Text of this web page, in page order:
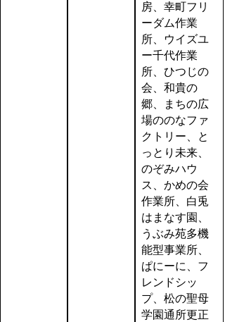
房、幸町フリ
ーダム作業
所、ウイズユ
ー千代作業
所、ひつじの
会、和貴の
郷、まちの広
場ののなファ
クトリー、と
っとり未来、
のぞみハウ
ス、かめの会
作業所、白兎
はまなす園、
うぶみ苑多機
能型事業所、
ぱにーに、フ
レンドシッ
プ、松の聖母
学園通所更正